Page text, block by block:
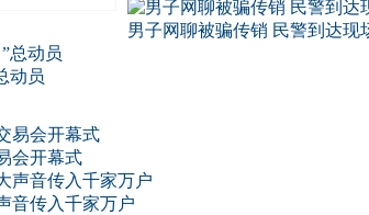
男子网聊被骗传销 民警到达现
动员
会开幕式
音传入千家万户